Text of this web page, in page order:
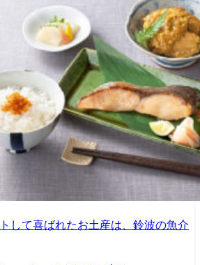
して喜ばれたお土産は、鈴波の魚介